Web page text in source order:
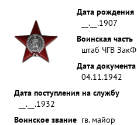
Дата рождения
__.__.1907
Воинская часть
штаб ЧГВ ЗакФ
Дата документа
04.11.1942
Дата поступления на службу
__.__.1932
Воинское звание гв. майор